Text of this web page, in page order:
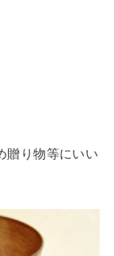
贈り物等にいい